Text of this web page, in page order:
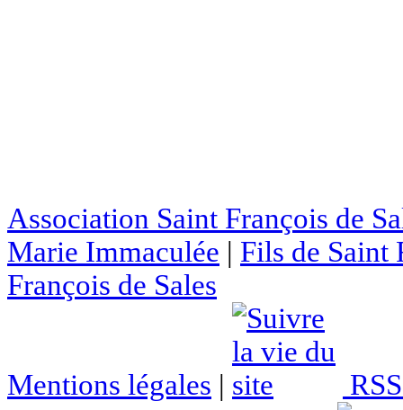
Association Saint François de
Marie Immaculée | Fils de Saint
François de Sales
Mentions légales |